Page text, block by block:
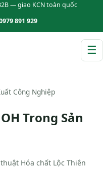
— giao KCN toàn quốc
891 929
☰
Công Nghiệp
Trong Sản
Hóa chất Lộc Thiên